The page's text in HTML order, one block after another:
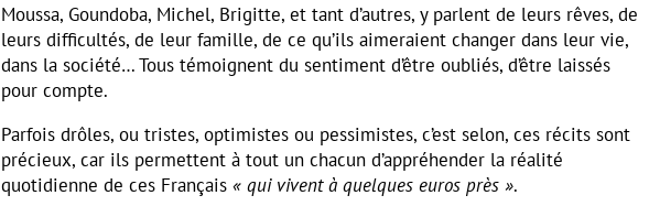
Moussa, Goundoba, Michel, Brigitte, et tant d’autres, y parlent de leurs rêves, de
leurs difficultés, de leur famille, de ce qu’ils aimeraient changer dans leur vie,
dans la société… Tous témoignent du sentiment d’être oubliés, d’être laissés
pour compte.
Parfois drôles, ou tristes, optimistes ou pessimistes, c’est selon, ces récits sont
précieux, car ils permettent à tout un chacun d’appréhender la réalité
quotidienne de ces Français « qui vivent à quelques euros près ».